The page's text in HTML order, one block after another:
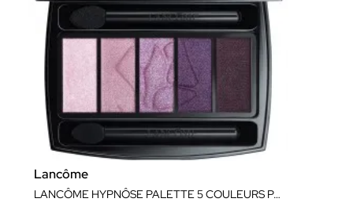
Lancôme
LANCÔME HYPNÔSE PALETTE 5 COULEURS PALETA DE SOMBRAS